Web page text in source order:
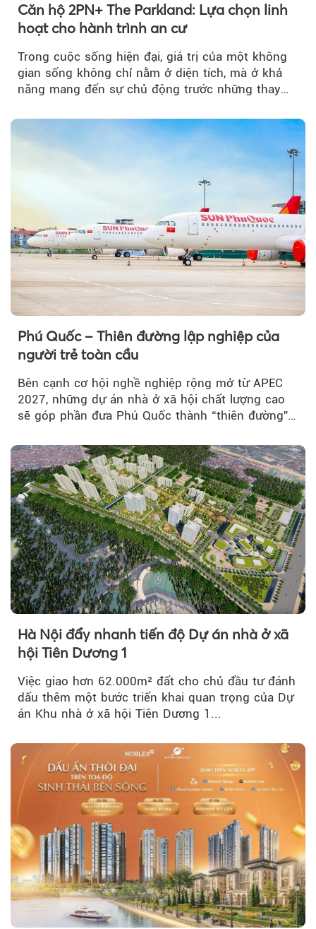
Căn hộ 2PN+ The Parkland: Lựa chọn linh
hoạt cho hành trình an cư
Trong cuộc sống hiện đại, giá trị của một không
gian sống không chỉ nằm ở diện tích, mà ở khả
năng mang đến sự chủ động trước những thay
Phú Quốc – Thiên đường lập nghiệp của
người trẻ toàn cầu
Bên cạnh cơ hội nghề nghiệp rộng mở từ APEC
2027, những dự án nhà ở xã hội chất lượng cao
sẽ góp phần đưa Phú Quốc thành “thiên đường”
Hà Nội đẩy nhanh tiến độ Dự án nhà ở xã
hội Tiên Dương 1
Việc giao hơn 62.000m² đất cho chủ đầu tư đánh
dấu thêm một bước triển khai quan trọng của Dự
án Khu nhà ở xã hội Tiên Dương 1...